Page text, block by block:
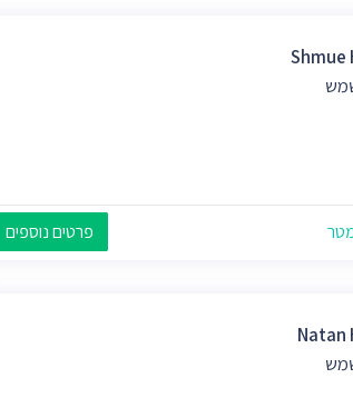
Shmue
פרטים נוספים
Natan